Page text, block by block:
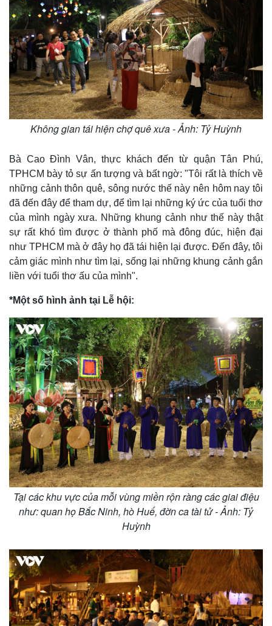
Kinh tế
Bất động sản
Khởi nghiệp
Thị trường
Giá vàng
Tiêu dùng
Tỷ giá
Chứng khoán
Giá cà phê
Không gian tái hiện chợ quê xưa - Ảnh: Tỷ Huỳnh
Bà Cao Đình Vân, thực khách đến từ quận Tân Phú,
TPHCM bày tỏ sự ấn tượng và bất ngờ: "Tôi rất là thích về
những cảnh thôn quê, sông nước thế này nên hôm nay tôi
đã đến đây để tham dự, để tìm lại những ký ức của tuổi thơ
của mình ngày xưa. Những khung cảnh như thế này thật
sự rất khó tìm được ở thành phố mà đông đúc, hiện đại
như TPHCM mà ở đây họ đã tái hiện lại được. Đến đây, tôi
cảm giác mình như tìm lại, sống lại những khung cảnh gắn
liền với tuổi thơ ấu của mình".
*Một số hình ảnh tại Lễ hội:
Tại các khu vực của mỗi vùng miền rộn ràng các giai điệu
như: quan họ Bắc Ninh, hò Huế, đờn ca tài tử - Ảnh: Tỷ
Huỳnh